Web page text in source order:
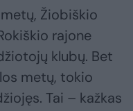
Žiobiškio
rajone
klubų. Bet
metų, tokio
Tai – kažkas